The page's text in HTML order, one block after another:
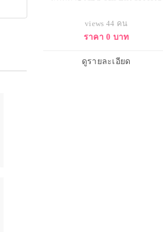
views 44 คน
ราคา 0 บาท
ดูรายละเอียด